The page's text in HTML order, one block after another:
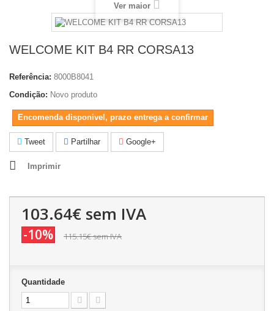
Ver maior
WELCOME KIT B4 RR CORSA13
Referência: 8000B8041
Condição: Novo produto
Encomenda disponivel, prazo entrega a confirmar
Tweet Partilhar Google+
Imprimir
103.64€ sem IVA
-10% 115.15€sem IVA
Quantidade